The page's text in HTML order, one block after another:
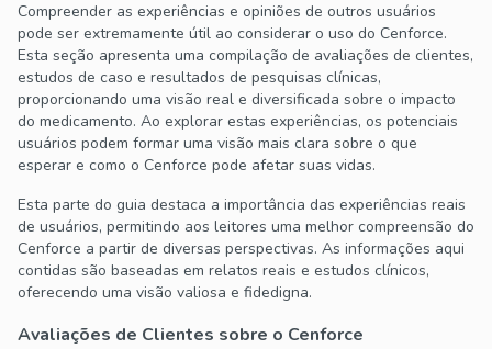
Compreender as experiências e opiniões de outros usuários
pode ser extremamente útil ao considerar o uso do Cenforce.
Esta seção apresenta uma compilação de avaliações de clientes,
estudos de caso e resultados de pesquisas clínicas,
proporcionando uma visão real e diversificada sobre o impacto
do medicamento. Ao explorar estas experiências, os potenciais
usuários podem formar uma visão mais clara sobre o que
esperar e como o Cenforce pode afetar suas vidas.
Esta parte do guia destaca a importância das experiências reais
de usuários, permitindo aos leitores uma melhor compreensão do
Cenforce a partir de diversas perspectivas. As informações aqui
contidas são baseadas em relatos reais e estudos clínicos,
oferecendo uma visão valiosa e fidedigna.
Avaliações de Clientes sobre o Cenforce